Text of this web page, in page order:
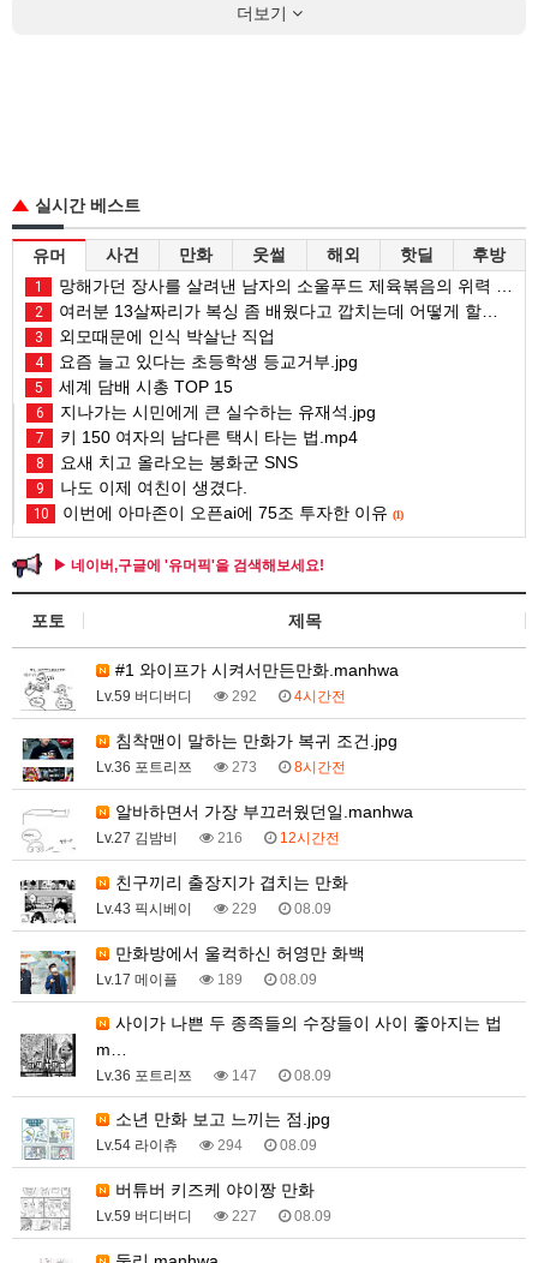
더보기
실시간 베스트
유머 사건 만화 웃썰 해외 핫딜 후방
1 망해가던 장사를 살려낸 남자의 소울푸드 제육볶음의 위력 ㅋㅋ
2 여러분 13살짜리가 복싱 좀 배웠다고 깝치는데 어떻게 할까요?
3 외모때문에 인식 박살난 직업
4 요즘 늘고 있다는 초등학생 등교거부.jpg
5 세계 담배 시총 TOP 15
6 지나가는 시민에게 큰 실수하는 유재석.jpg
7 키 150 여자의 남다른 택시 타는 법.mp4
8 요새 치고 올라오는 봉화군 SNS
9 나도 이제 여친이 생겼다.
10 이번에 아마존이 오픈ai에 75조 투자한 이유 (1)
▶ 네이버,구글에 '유머픽'을 검색해보세요!
포토 제목
#1 와이프가 시켜서만든만화.manhwa
Lv.59 버디버디 292 4시간전
침착맨이 말하는 만화가 복귀 조건.jpg
Lv.36 포트리쯔 273 8시간전
알바하면서 가장 부끄러웠던일.manhwa
Lv.27 김밤비 216 12시간전
친구끼리 출장지가 겹치는 만화
Lv.43 픽시베이 229 08.09
만화방에서 울컥하신 허영만 화백
Lv.17 메이플 189 08.09
m…
Lv.36 포트리쯔 147 08.09
소년 만화 보고 느끼는 점.jpg
Lv.54 라이츄 294 08.09
버튜버 키즈케 야이짱 만화
Lv.59 버디버디 227 08.09